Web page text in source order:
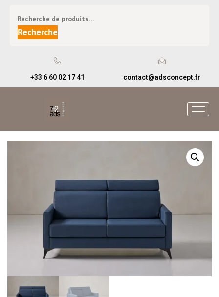
Recherche
+33 6 60 02 17 41 contact@adsconcept.fr